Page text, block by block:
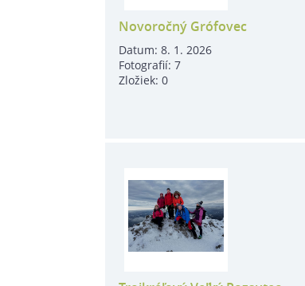
Novoročný Grófovec
Datum: 8. 1. 2026
Fotografií: 7
Zložiek: 0